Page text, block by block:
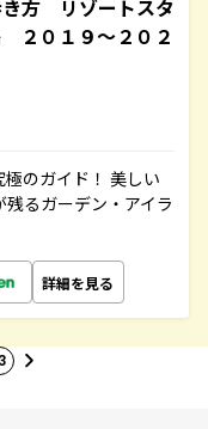
方 リゾートスタ
０１９～２０２
のガイド！ 美しい
るガーデン・アイラ
詳細を見る